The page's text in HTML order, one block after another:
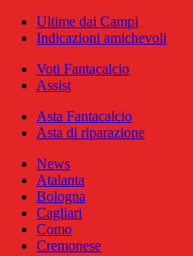
Ultime dai Campi
Indicazioni amichevoli
Voti Fantacalcio
Assist
Asta Fantacalcio
Asta di riparazione
News
Atalanta
Bologna
Cagliari
Como
Cremonese